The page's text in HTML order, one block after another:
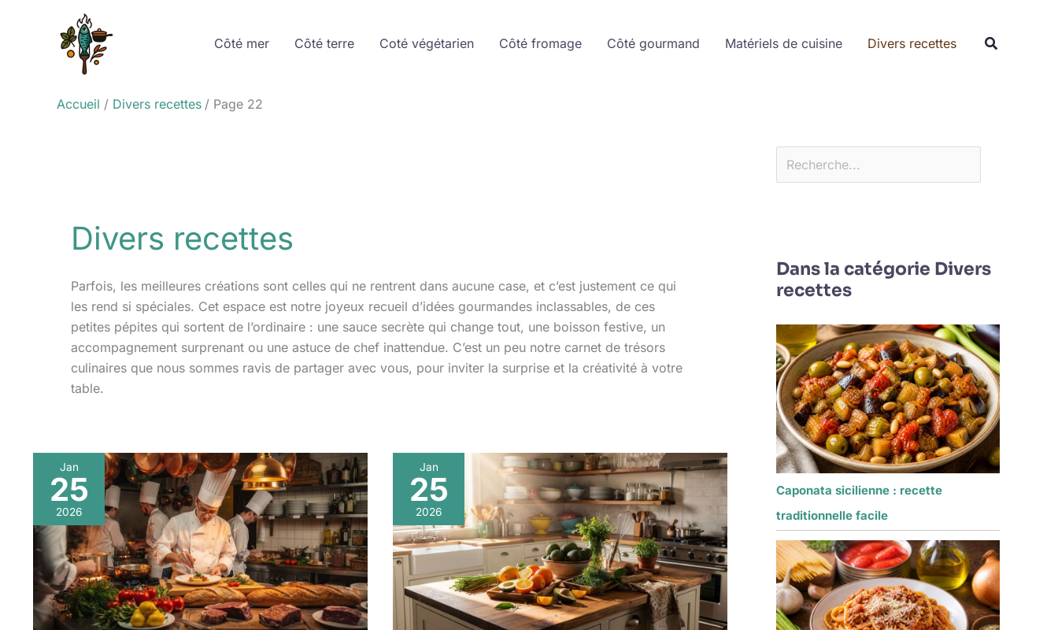
Côté mer Côté terre Coté végétarien Côté fromage Côté gourmand Matériels de cuisine Divers recettes
Accueil Divers recettes Page 22
Divers recettes
Parfois, les meilleures créations sont celles qui ne rentrent dans aucune case, et c’est justement ce qui
les rend si spéciales. Cet espace est notre joyeux recueil d’idées gourmandes inclassables, de ces
petites pépites qui sortent de l’ordinaire : une sauce secrète qui change tout, une boisson festive, un
accompagnement surprenant ou une astuce de chef inattendue. C’est un peu notre carnet de trésors
culinaires que nous sommes ravis de partager avec vous, pour inviter la surprise et la créativité à votre
table.
Jan
25
2026
Jan
25
2026
Dans la catégorie Divers
recettes
Caponata sicilienne : recette
traditionnelle facile